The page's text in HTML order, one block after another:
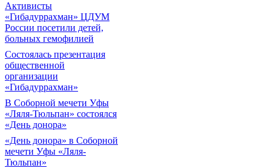
Активисты
«Гибадуррахман» ЦДУМ
России посетили детей,
больных гемофилией
Состоялась презентация
общественной
организации
«Гибадуррахман»
В Соборной мечети Уфы
«Ляля-Тюльпан» состоялся
«День донора»
«День донора» в Соборной
мечети Уфы «Ляля-
Тюльпан»